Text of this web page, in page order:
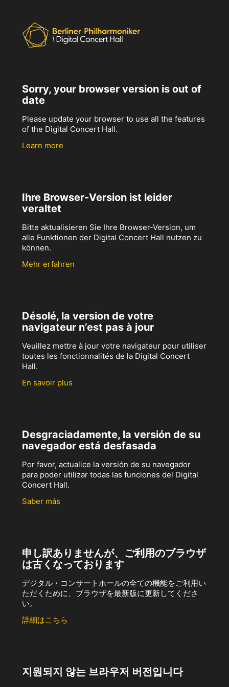
Sorry, your browser version is out of
date
Please update your browser to use all the features
of the Digital Concert Hall.
Learn more
Ihre Browser-Version ist leider
veraltet
Bitte aktualisieren Sie Ihre Browser-Version, um
alle Funktionen der Digital Concert Hall nutzen zu
können.
Mehr erfahren
Désolé, la version de votre
navigateur n’est pas à jour
Veuillez mettre à jour votre navigateur pour utiliser
toutes les fonctionnalités de la Digital Concert
Hall.
En savoir plus
Desgraciadamente, la versión de su
navegador está desfasada
Por favor, actualice la versión de su navegador
para poder utilizar todas las funciones del Digital
Concert Hall.
Saber más
申し訳ありませんが、ご利用のブラウザ
は古くなっております
デジタル・コンサートホールの全ての機能をご利用い
ただくために、ブラウザを最新版に更新してくださ
い。
詳細はこちら
지원되지 않는 브라우저 버전입니다